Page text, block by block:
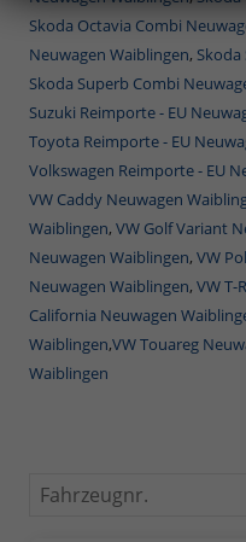
Skoda Octavia Combi
Neuwagen Waiblingen,
Skoda Superb Combi
Suzuki Reimporte - EU
Toyota Reimporte - EU
Volkswagen Reimporte - EU
VW Caddy Neuwagen
Waiblingen, VW Golf Variant
Neuwagen Waiblingen, VW
Neuwagen Waiblingen, VW T-
California Neuwagen
Waiblingen,VW Touareg
Waiblingen
Fahrzeugnr.